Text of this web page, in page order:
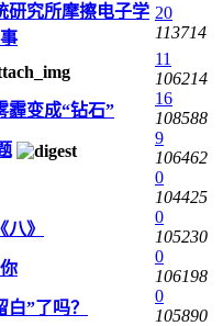
研究所摩擦电子学 20
113714
11
106214
霾变成“钻石”
16
108588
9
106462
0
104425
》
0
105230
0
106198
”了吗？
0
105890